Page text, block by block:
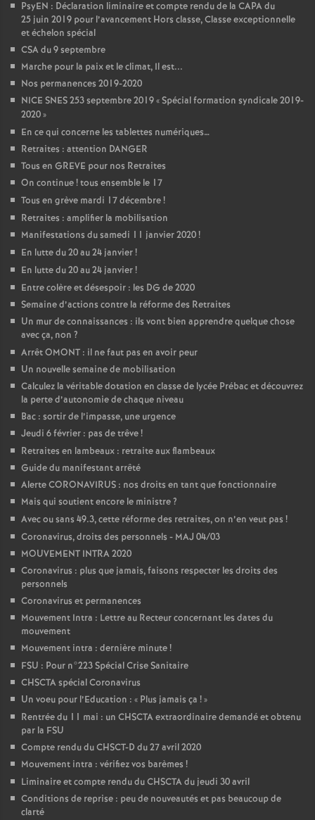
PsyEN : Déclaration liminaire et compte rendu de la CAPA du
25 juin 2019 pour l’avancement Hors classe, Classe exceptionnelle
et échelon spécial
CSA du 9 septembre
Marche pour la paix et le climat, Il est...
Nos permanences 2019-2020
NICE SNES 253 septembre 2019 «Spécial formation syndicale 2019-
2020»
En ce qui concerne les tablettes numériques…
Retraites : attention DANGER
Tous en GREVE pour nos Retraites
On continue! tous ensemble le 17
Tous en grève mardi 17 décembre!
Retraites : amplifier la mobilisation
Manifestations du samedi 11 janvier 2020!
En lutte du 20 au 24 janvier!
En lutte du 20 au 24 janvier!
Entre colère et désespoir : les DG de 2020
Semaine d’actions contre la réforme des Retraites
Un mur de connaissances : ils vont bien apprendre quelque chose
avec ça, non ?
Arrêt OMONT : il ne faut pas en avoir peur
Un nouvelle semaine de mobilisation
Calculez la véritable dotation en classe de lycée Prébac et découvrez
la perte d’autonomie de chaque niveau
Bac : sortir de l’impasse, une urgence
Jeudi 6 février : pas de trêve!
Retraites en lambeaux : retraite aux flambeaux
Guide du manifestant arrêté
Alerte CORONAVIRUS : nos droits en tant que fonctionnaire
Mais qui soutient encore le ministre?
Avec ou sans 49.3, cette réforme des retraites, on n’en veut pas !
Coronavirus, droits des personnels - MAJ 04/03
MOUVEMENT INTRA 2020
Coronavirus : plus que jamais, faisons respecter les droits des
personnels
Coronavirus et permanences
Mouvement Intra : Lettre au Recteur concernant les dates du
mouvement
Mouvement intra : dernière minute!
FSU : Pour n°223 Spécial Crise Sanitaire
CHSCTA spécial Coronavirus
Un voeu pour l’Education : « Plus jamais ça !»
Rentrée du 11 mai : un CHSCTA extraordinaire demandé et obtenu
par la FSU
Compte rendu du CHSCT-D du 27 avril 2020
Mouvement intra : vérifiez vos barèmes !
Liminaire et compte rendu du CHSCTA du jeudi 30 avril
Conditions de reprise : peu de nouveautés et pas beaucoup de
clarté